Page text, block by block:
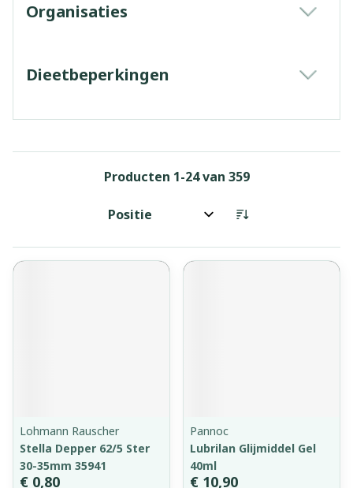
Organisaties
Dieetbeperkingen
Producten 1-24van 359
Sorteer op:
Lohmann Rauscher
Stella Depper 62/5 Ster
30-35mm 35941
€ 0,80
Pannoc
Lubrilan Glijmiddel Gel
40ml
€ 10,90